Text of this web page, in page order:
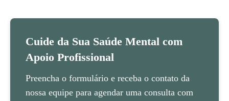
Cuide da Sua Saúde Mental com
Apoio Profissional
Preencha o formulário e receba o contato da
nossa equipe para agendar uma consulta com